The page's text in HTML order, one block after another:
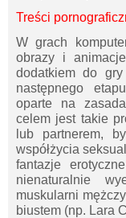
Treści
W grach
obrazy i
dodatkiem do
następnego
oparte na
celem jest takie
lub partnerem,
współżycia
fantazje
nienaturalnie
muskularni
biustem (np. Lara